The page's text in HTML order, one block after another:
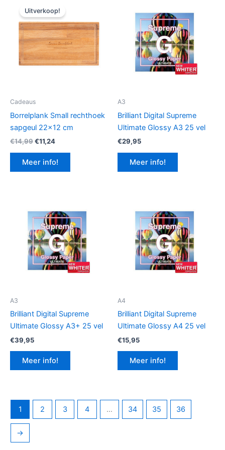
Uitverkoop!
Cadeaus
Borrelplank Small rechthoek
sapgeul 22×12 cm
€14,99Oorspronkelijke
was:
€14,99.
€11,24Huidige
is:
€11,24.
Meer info!
A3
Brilliant Digital Supreme
Ultimate Glossy A3 25 vel
€29,95
Meer info!
A3
Brilliant Digital Supreme
Ultimate Glossy A3+ 25 vel
€39,95
Meer info!
A4
Brilliant Digital Supreme
Ultimate Glossy A4 25 vel
€15,95
Meer info!
1 2 3 4 … 34 35 36
→